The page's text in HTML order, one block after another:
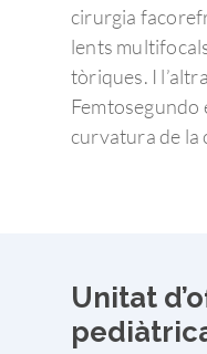
cirurgia
lents
tòriques. I
Femtosegundo
curvatura de la
Unitat